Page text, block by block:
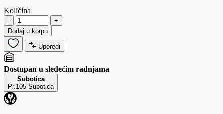
Količina
-
+
Dodaj u korpu
Uporedi
Dostupan u sledećim radnjama
Subotica
Pr.105 Subotica